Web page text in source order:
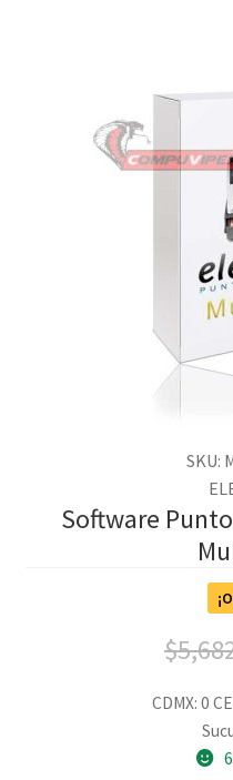
SKU:
Software
$
CDMX: 0